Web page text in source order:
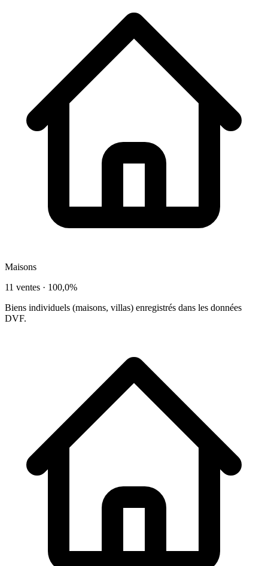
Maisons
11 ventes · 100,0%
Biens individuels (maisons, villas) enregistrés dans les données
DVF.